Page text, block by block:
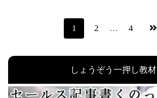
1 2 … 4
しょうぞう一押し教材